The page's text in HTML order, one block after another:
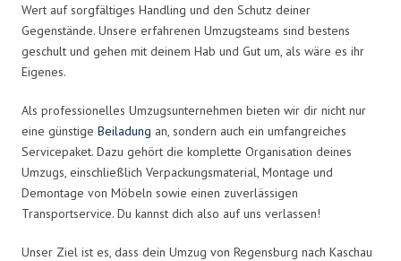
Wert auf sorgfältiges Handling und den Schutz deiner
Gegenstände. Unsere erfahrenen Umzugsteams sind bestens
geschult und gehen mit deinem Hab und Gut um, als wäre es ihr
Eigenes.
Als professionelles Umzugsunternehmen bieten wir dir nicht nur
eine günstige Beiladung an, sondern auch ein umfangreiches
Servicepaket. Dazu gehört die komplette Organisation deines
Umzugs, einschließlich Verpackungsmaterial, Montage und
Demontage von Möbeln sowie einen zuverlässigen
Transportservice. Du kannst dich also auf uns verlassen!
Unser Ziel ist es, dass dein Umzug von Regensburg nach Kaschau